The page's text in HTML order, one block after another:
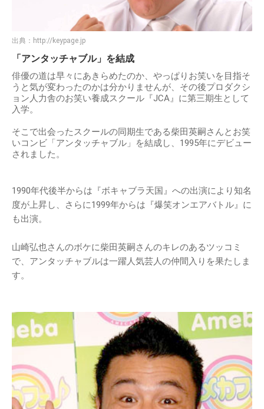
出典： http://keypage.jp
「アンタッチャブル」を結成
俳優の道は早々にあきらめたのか、やっぱりお笑いを目指そ
うと気が変わったのかは分かりませんが、その後プロダクシ
ョン人力舎のお笑い養成スクール『JCA』に第三期生として
入学。
そこで出会ったスクールの同期生である柴田英嗣さんとお笑
いコンビ「アンタッチャブル」を結成し、1995年にデビュー
されました。
1990年代後半からは『ボキャブラ天国』への出演により知名
度が上昇し、さらに1999年からは『爆笑オンエアバトル』に
も出演。
山崎弘也さんのボケに柴田英嗣さんのキレのあるツッコミ
で、アンタッチャブルは一躍人気芸人の仲間入りを果たしま
す。